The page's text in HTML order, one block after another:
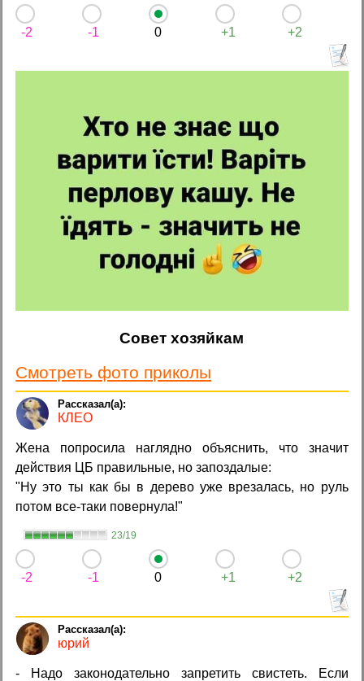
-2 -1 0 +1 +2
Совет хозяйкам
Смотреть фото приколы
КЛЕО
Жена попросила наглядно объяснить, что значит
действия ЦБ правильные, но запоздалые:
"Ну это ты как бы в дерево уже врезалась, но руль
потом все-таки повернула!"
23/19
-2 -1 0 +1 +2
юрий
- Надо законодательно запретить свистеть. Если